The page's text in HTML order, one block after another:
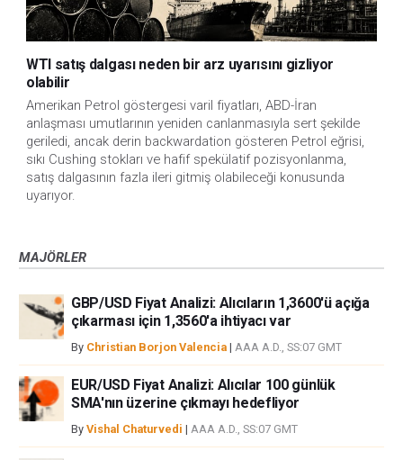
WTI satış dalgası neden bir arz uyarısını gizliyor
olabilir
Amerikan Petrol göstergesi varil fiyatları, ABD-İran
anlaşması umutlarının yeniden canlanmasıyla sert şekilde
geriledi, ancak derin backwardation gösteren Petrol eğrisi,
sıkı Cushing stokları ve hafif spekülatif pozisyonlanma,
satış dalgasının fazla ileri gitmiş olabileceği konusunda
uyarıyor.
MAJÖRLER
GBP/USD Fiyat Analizi: Alıcıların 1,3600'ü açığa
çıkarması için 1,3560'a ihtiyacı var
By Christian Borjon Valencia | AAA A.D., SS:07 GMT
EUR/USD Fiyat Analizi: Alıcılar 100 günlük
SMA'nın üzerine çıkmayı hedefliyor
By Vishal Chaturvedi | AAA A.D., SS:07 GMT